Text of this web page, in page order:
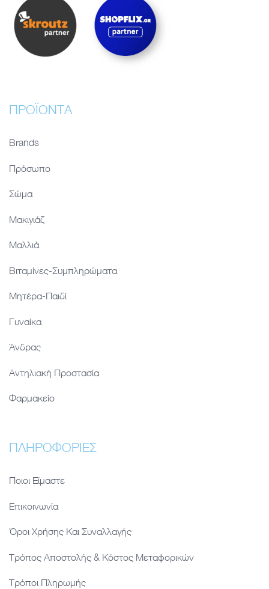
ΠΡΟΪΌΝΤΑ
Brands
Πρόσωπο
Σώμα
Μακιγιάζ
Μαλλιά
Βιταμίνες-Συμπληρώματα
Μητέρα-Παιδί
Γυναίκα
Άνδρας
Αντηλιακή Προστασία
Φαρμακείο
ΠΛΗΡΟΦΟΡΊΕΣ
Ποιοι Είμαστε
Επικοινωνία
Όροι Χρήσης Και Συναλλαγής
Τρόπος Αποστολής & Κόστος Μεταφορικών
Τρόποι Πληρωμής